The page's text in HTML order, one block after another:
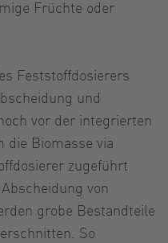
Früchte oder
Feststoffdosierers
und
vor der integrierten
die Biomasse via
zugeführt
von
grobe Bestandteile
So